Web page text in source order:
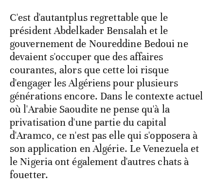
C'est d'autantplus regrettable que le
président Abdelkader Bensalah et le
gouvernement de Noureddine Bedoui ne
devaient s'occuper que des affaires
courantes, alors que cette loi risque
d'engager les Algériens pour plusieurs
générations encore. Dans le contexte actuel
où l'Arabie Saoudite ne pense qu'à la
privatisation d'une partie du capital
d'Aramco, ce n'est pas elle qui s'opposera à
son application en Algérie. Le Venezuela et
le Nigeria ont également d'autres chats à
fouetter.